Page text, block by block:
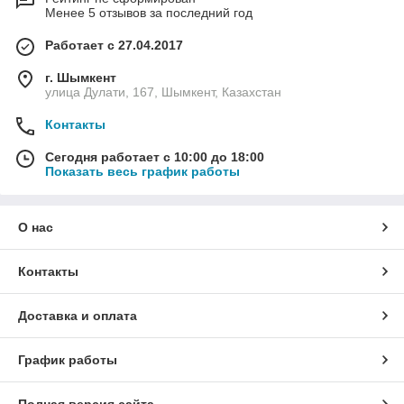
Полимерный наливной пол,
предназначенный для укладки в
бомбоубежище, должен иметь
он позволяет предотвратить
бомбоубежища должны
обладать прочностью на сжатие
КАКИМИ ПРЕИМУЩЕСТВАМИ ОБЛАДАЮТ
Высокая прочность и надёжность.
механические и эксплуатационные нагрузки.
Менее 5 отзывов за последний год
Работает с 27.04.2017
г. Шымкент
улица Дулати, 167, Шымкент, Казахстан
Контакты
Сегодня работает с 10:00 до 18:00
Показать весь график работы
О нас
Контакты
Доставка и оплата
График работы